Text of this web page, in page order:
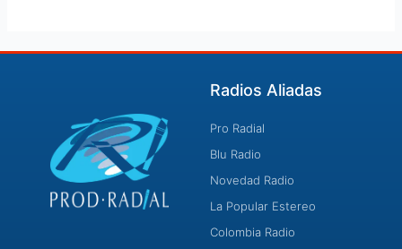
Radios Aliadas
Pro Radial
Blu Radio
Novedad Radio
La Popular Estereo
Colombia Radio